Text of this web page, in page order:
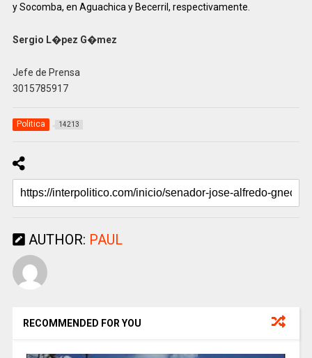
y Socomba, en Aguachica y Becerril, respectivamente.
Sergio L�pez G�mez
Jefe de Prensa
3015785917
Politica 14213
AUTHOR: PAUL
RECOMMENDED FOR YOU